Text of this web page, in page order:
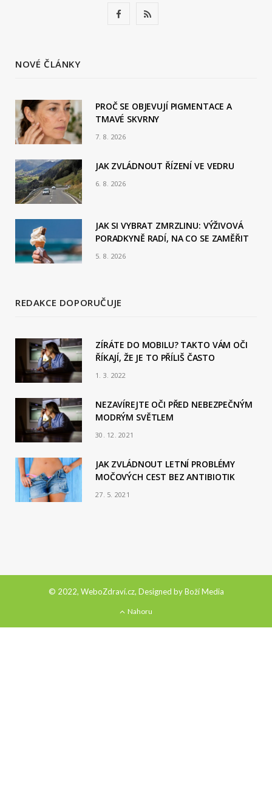
b
o
k
R
NOVÉ ČLÁNKY
PROČ SE OBJEVUJÍ PIGMENTACE A
TMAVÉ SKVRNY
7. 8. 2026
JAK ZVLÁDNOUT ŘÍZENÍ VE VEDRU
6. 8. 2026
JAK SI VYBRAT ZMRZLINU: VÝŽIVOVÁ
PORADKYNĚ RADÍ, NA CO SE ZAMĚŘIT
5. 8. 2026
REDAKCE DOPORUČUJE
ZÍRÁTE DO MOBILU? TAKTO VÁM OČI
ŘÍKAJÍ, ŽE JE TO PŘÍLIŠ ČASTO
1. 3. 2022
NEZAVÍREJTE OČI PŘED NEBEZPEČNÝM
MODRÝM SVĚTLEM
30. 12. 2021
JAK ZVLÁDNOUT LETNÍ PROBLÉMY
MOČOVÝCH CEST BEZ ANTIBIOTIK
27. 5. 2021
© 2022, WeboZdraví.cz, Designed byBoží Media
Nahoru